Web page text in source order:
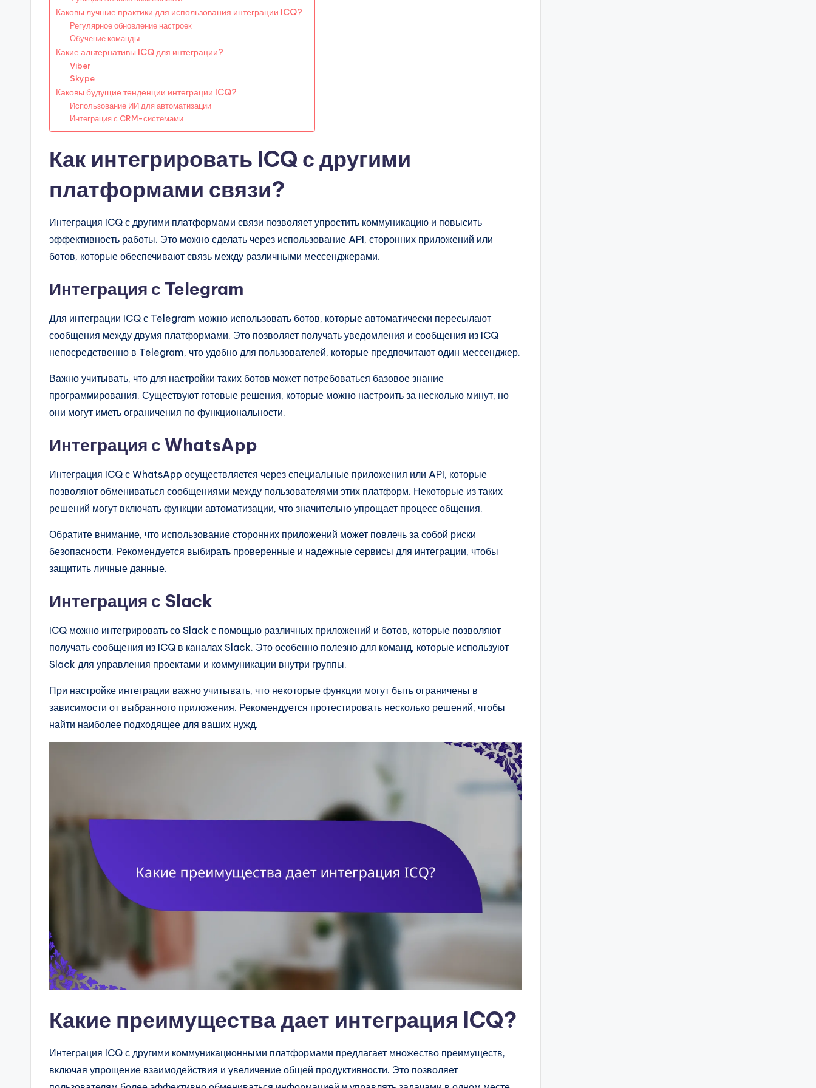
Каковы лучшие практики для использования интеграции ICQ?
Регулярное обновление настроек
Обучение команды
Какие альтернативы ICQ для интеграции?
Viber
Skype
Каковы будущие тенденции интеграции ICQ?
Использование ИИ для автоматизации
Интеграция с CRM-системами
Как интегрировать ICQ с другими
платформами связи?
Интеграция ICQ с другими платформами связи позволяет упростить коммуникацию и повысить
эффективность работы. Это можно сделать через использование API, сторонних приложений или
ботов, которые обеспечивают связь между различными мессенджерами.
Интеграция с Telegram
Для интеграции ICQ с Telegram можно использовать ботов, которые автоматически пересылают
сообщения между двумя платформами. Это позволяет получать уведомления и сообщения из ICQ
непосредственно в Telegram, что удобно для пользователей, которые предпочитают один мессенджер.
Важно учитывать, что для настройки таких ботов может потребоваться базовое знание
программирования. Существуют готовые решения, которые можно настроить за несколько минут, но
они могут иметь ограничения по функциональности.
Интеграция с WhatsApp
Интеграция ICQ с WhatsApp осуществляется через специальные приложения или API, которые
позволяют обмениваться сообщениями между пользователями этих платформ. Некоторые из таких
решений могут включать функции автоматизации, что значительно упрощает процесс общения.
Обратите внимание, что использование сторонних приложений может повлечь за собой риски
безопасности. Рекомендуется выбирать проверенные и надежные сервисы для интеграции, чтобы
защитить личные данные.
Интеграция с Slack
ICQ можно интегрировать со Slack с помощью различных приложений и ботов, которые позволяют
получать сообщения из ICQ в каналах Slack. Это особенно полезно для команд, которые используют
Slack для управления проектами и коммуникации внутри группы.
При настройке интеграции важно учитывать, что некоторые функции могут быть ограничены в
зависимости от выбранного приложения. Рекомендуется протестировать несколько решений, чтобы
найти наиболее подходящее для ваших нужд.
Какие преимущества дает интеграция ICQ?
Интеграция ICQ с другими коммуникационными платформами предлагает множество преимуществ,
включая упрощение взаимодействия и увеличение общей продуктивности. Это позволяет